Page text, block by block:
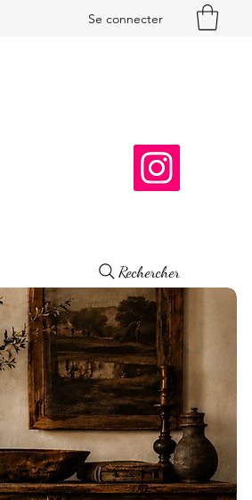
Se connecter
Rechercher